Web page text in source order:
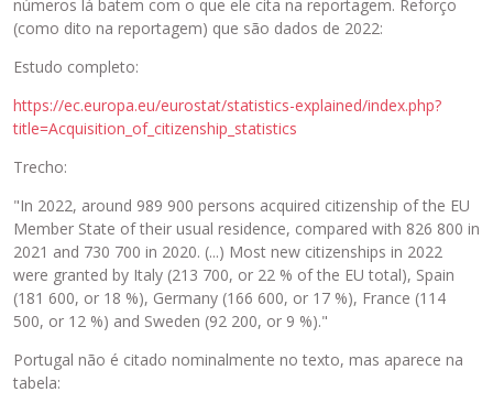
números lá batem com o que ele cita na reportagem. Reforço
(como dito na reportagem) que são dados de 2022:
Estudo completo:
https://ec.europa.eu/eurostat/statistics-explained/index.php?
title=Acquisition_of_citizenship_statistics
Trecho:
"In 2022, around 989 900 persons acquired citizenship of the EU
Member State of their usual residence, compared with 826 800 in
2021 and 730 700 in 2020. (...) Most new citizenships in 2022
were granted by Italy (213 700, or 22 % of the EU total), Spain
(181 600, or 18 %), Germany (166 600, or 17 %), France (114
500, or 12 %) and Sweden (92 200, or 9 %)."
Portugal não é citado nominalmente no texto, mas aparece na
tabela: